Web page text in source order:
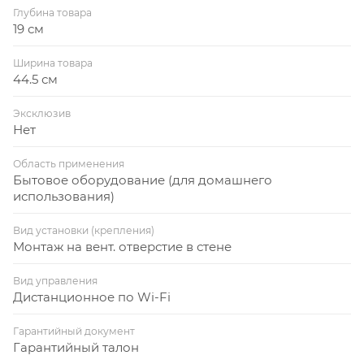
воздуха автоматически управляет интенсивностью
Датчик CO2 (в комплекте) контролирует уровень
углекислого газа в помещении и автоматически
оптимальный уровень CO2.
Прибор имеет удобный интерфейс, который
обеспечивают цветной дисплей и полифонический
звуковой сигнал, встроенный Wi-Fi модуль для
удаленного управления прибора с мобильных
устройств, пульт ДУ в комплекте.
Глубина товара
19 см
Ширина товара
44.5 см
Эксклюзив
Нет
Область применения
Бытовое оборудование (для домашнего
использования)
Вид установки (крепления)
Монтаж на вент. отверстие в стене
Вид управления
Дистанционное по Wi-Fi
Гарантийный документ
Гарантийный талон